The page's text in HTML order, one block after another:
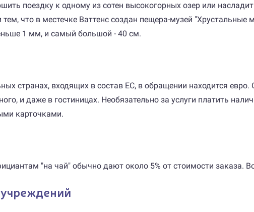
поездку к одному из сотен высокогорных озер или
тем, что в местечке Ваттенс создан пещера-музей
1 мм, и самый большой - 40 см.
странах, входящих в состав ЕС, в обращении находится
и даже в гостиницах. Необязательно за услуги платить
карточками.
"на чай" обычно дают около 5% от стоимости заказа.